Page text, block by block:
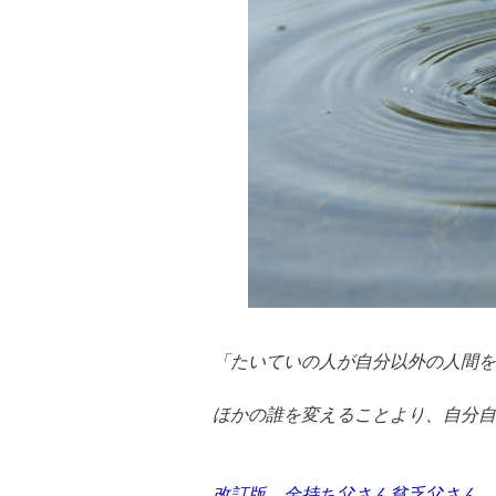
「たいていの人が自分以外の人間
ほかの誰を変えることより、自分